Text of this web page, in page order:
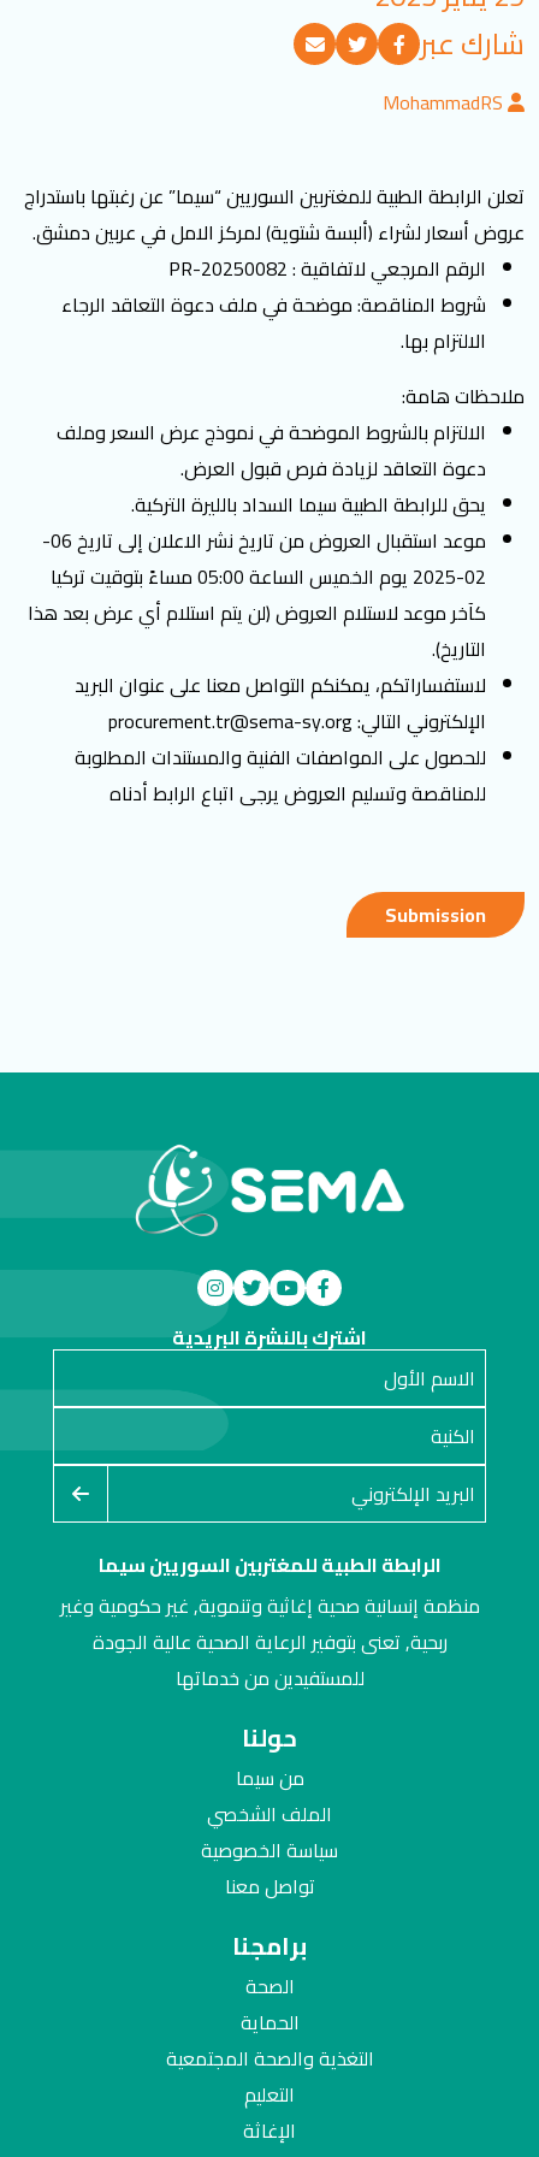
تسجيل الدخول
العربية
تابعنا
شارك عبر
MohammadRS
تعلن الرابطة الطبية للمغتربين السوريين “سيما” عن رغبتها باستدراج
عروض أسعار لشراء (ألبسة شتوية) لمركز الامل في عربين دمشق.
الرقم المرجعي لاتفاقية : PR-20250082
شروط المناقصة: موضحة في ملف دعوة التعاقد الرجاء
الالتزام بها.
ملاحظات هامة:
الالتزام بالشروط الموضحة في نموذج عرض السعر وملف
دعوة التعاقد لزيادة فرص قبول العرض.
يحق للرابطة الطبية سيما السداد بالليرة التركية.
موعد استقبال العروض من تاريخ نشر الاعلان إلى تاريخ 06-
02-2025 يوم الخميس الساعة 05:00 مساءً بتوقيت تركيا
كآخر موعد لاستلام العروض (لن يتم استلام أي عرض بعد هذا
التاريخ).
لاستفساراتكم، يمكنكم التواصل معنا على عنوان البريد
الإلكتروني التالي:procurement.tr@sema-sy.org
للحصول على المواصفات الفنية والمستندات المطلوبة
للمناقصة وتسليم العروض يرجى اتباع الرابط أدناه
Submission
الرابطة الطبية للمغتربين السوريين سيما
منظمة إنسانية صحية إغاثية وتنموية, غير حكومية وغير
ربحية, تعنى بتوفير الرعاية الصحية عالية الجودة
للمستفيدين من خدماتها
اشترك بالنشرة البريدية
حولنا
من سيما
الملف الشخصي
سياسة الخصوصية
تواصل معنا
برامجنا
الصحة
الحماية
التغذية والصحة المجتمعية
التعليم
الإغاثة